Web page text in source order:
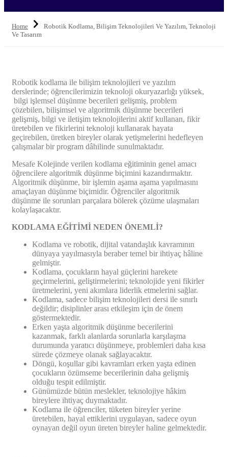
Home
Robotik Kodlama, Bilişim Teknolojileri Ve Yazılım, Teknoloji
Ve Tasarım
Robotik kodlama ile bilişim teknolojileri ve yazılım
derslerinde; öğrencilerimizin teknoloji okuryazarlığı yüksek,
bilgi işlemsel düşünme becerileri gelişmiş, problem
çözebilen, bilişimsel ve algoritmik düşünme becerileri
gelişmiş, bilgi ve iletişim teknolojilerini aktif kullanan, fikir
üretebilen ve fikirlerini teknoloji kullanarak hayata
geçirebilen, üretken bireyler olarak yetişmelerini hedefleyen
çalışmalar bir program dâhilinde sunulmaktadır.
Mesafe Kolejinde verilen kodlama eğitiminin genel amacı
öğrencilere algoritmik düşünme biçimini kazandırmaktır.
Algoritmik düşünme, bir işlemin aşama aşama yapılmasını
amaçlayan düşünme biçimidir. Öğrenciler algoritmik
düşünme ile sorunları parçalara bölerek çözüme ulaşmaları
kolaylaşacaktır.
KODLAMA EĞİTİMİ NEDEN ÖNEMLİ?
Kodlama ve robotik, dijital vatandaşlık kavramının
dünyaya yayılmasıyla beraber temel bir ihtiyaç hâline
gelmiştir.
Kodlama, çocukların hayal güçlerini harekete
geçirmelerini, geliştirmelerini; teknolojide yeni fikirler
üretmelerini, yeni akımlara liderlik etmelerini sağlar.
Kodlama, sadece bilişim teknolojileri dersi ile sınırlı
değildir; disiplinler arası etkileşim için de önem
göstermektedir.
Erken yaşta algoritmik düşünme becerilerini
kazanmak, farklı alanlarda sorunlarla karşılaşma
durumunda yaratıcı düşünmeye, problemleri daha kısa
sürede çözmeye olanak sağlayacaktır.
Döngü, koşullar gibi kavramları erken yaşta edinen
çocukların özümseme becerilerinin daha gelişmiş
olduğu tespit edilmiştir.
Günümüzde bütün meslekler, teknolojiye hâkim
bireylere ihtiyaç duymaktadır.
Kodlama ile öğrenciler, tüketen bireyler yerine
üretebilen, hayal ettiklerini uygulayan, sadece oyun
oynayan değil oyun üreten bireyler haline gelmektedir.